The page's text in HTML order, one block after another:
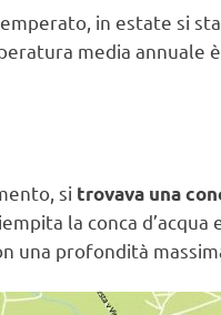
in estate si
media annuale
si trovava una
la conca d’acqua
una profondità